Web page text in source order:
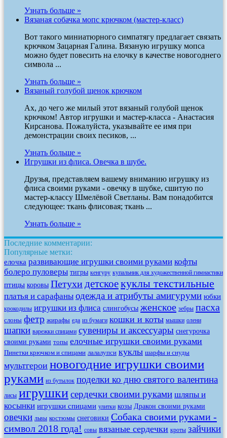
Узнать больше »
Вязаная собачка мопс крючком (мастер-класс)
Вот такого миниатюрного симпатягу предлагает связать
крючком Зацарная Галина. Вязаную игрушку мопса
можно будет повесить на елочку в качестве новогоднего
символа ...
Узнать больше »
Вязаный голубой щенок крючком
Ах, до чего же милый этот вязаный голубой щенок
крючком! Автор игрушки и мастер-класса - Анастасия
Кирсанова. Пожалуйста, указывайте ее имя при
демонстрации своих песиков, ...
Узнать больше »
Игрушки из флиса. Овечка в шубе.
Друзья, представляем вашему вниманию игрушку из
флиса своими руками - овечку в шубке, сшитую по
мастер-классу Шмелёвой Светланы. Вам понадобится
следующее: ткань флисовая; ткань ...
Узнать больше »
Последние комментарии:
Популярные метки:
елочка развивающие игрушки своими руками кофты
болеро пуловеры тигры кенгуру купальник для художественной гимнастики
птицы коровы Петухи детскоекуклы текстильные
платья и сарафаны одежда и атрибуты амигуруми юбки
крокодилы игрушки из флиса слингобусы женское зебры пасха
слоны фетр жирафы еда из бумаги кошки и коты мышки олени
шапки варежки спицами сувениры и аксессуары снегурочка
своими руками топы елочные игрушки своими руками
Пинетки крючком и спицами лалалупси куклы шарфы и снуды
мультгерои новогодние игрушки своими
руками из бутылок поделки ко дню святого валентина
лисы игрушкисердечки своими руками шляпы и
косынки игрушки спицами улитки козы Дракон своими руками
овечки львы костюмы снеговики Собака своими руками -
символ 2018 года! совы вязаные сердечки кроты зайчики